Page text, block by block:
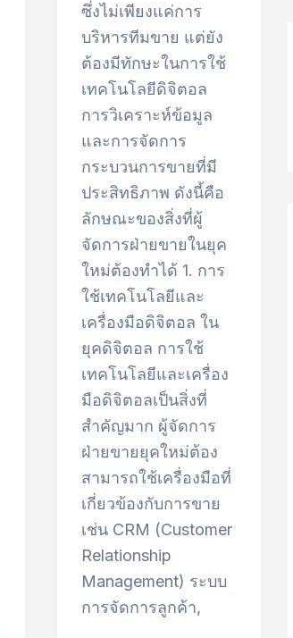
ซึ่งไม่เพียงแค่การ
บริหารทีมขาย แต่ยัง
ต้องมีทักษะในการใช้
เทคโนโลยีดิจิตอล
การวิเคราะห์ข้อมูล
และการจัดการ
กระบวนการขายที่มี
ประสิทธิภาพ ดังนี้คือ
ลักษณะของสิ่งที่ผู้
จัดการฝ่ายขายในยุค
ใหม่ต้องทำได้ 1. การ
ใช้เทคโนโลยีและ
เครื่องมือดิจิตอล ใน
ยุคดิจิตอล การใช้
เทคโนโลยีและเครื่อง
มือดิจิตอลเป็นสิ่งที่
สำคัญมาก ผู้จัดการ
ฝ่ายขายยุคใหม่ต้อง
สามารถใช้เครื่องมือที่
เกี่ยวข้องกับการขาย
เช่น CRM (Customer
Relationship
Management) ระบบ
การจัดการลูกค้า,